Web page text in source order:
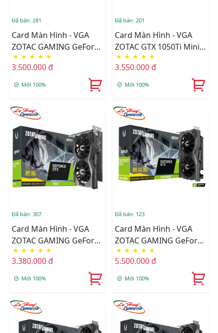
Đã bán: 281
Card Màn Hình - VGA
ZOTAC GAMING GeForce
GTX 1650 AMP Core 4GB
GDDR6 (ZT-T16520J-10L)
★ ★ ★ ★ ★
3.500.000 đ
Mới 100%
Đã bán: 201
Card Màn Hình - VGA
ZOTAC GTX 1050Ti Mini
4G GDDR5 (ZT-P10510A-
10L)
★ ★ ★ ★ ★
3.550.000 đ
Mới 100%
Đã bán: 307
Card Màn Hình - VGA
ZOTAC GAMING GeForce
GTX 1650 AMP 4GB
DDR6
★ ★ ★ ★ ★
3.380.000 đ
Mới 100%
Đã bán: 123
Card Màn Hình - VGA
ZOTAC GAMING GeForce
GTX 1660 SUPER AMP
★ ★ ★ ★ ★
5.500.000 đ
Mới 100%